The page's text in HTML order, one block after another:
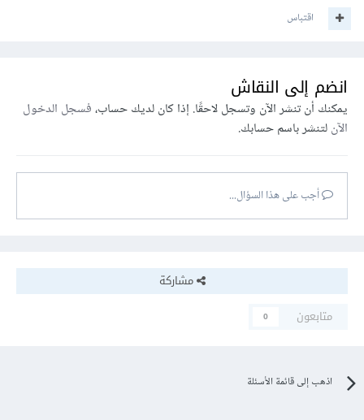
اقتباس
انضم إلى النقاش
يمكنك أن تنشر الآن وتسجل لاحقًا. إذا كان لديك حساب،فسجل الدخول
الآنلتنشر باسم حسابك.
أجب على هذا السؤال...
مشاركة
متابعون
0
اذهب إلى قائمة الأسئلة